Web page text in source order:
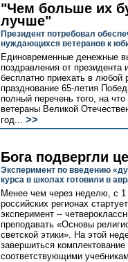
"Чем больше их
лучше"
Президент потребовал
нуждающихся ветеранов к
Единовременные денежные
поздравления от президента
бесплатно приехать в любой
празднование 65-летия
полный перечень того, на
ветераны Великой
год... >>
Бога подвергли
Эксперимент по введению
курса в школах готовили в
Менее чем через неделю, с 1
российских регионах
эксперимент --
преподавать «Основы
светской этики». На этой
завершиться
соответствующими